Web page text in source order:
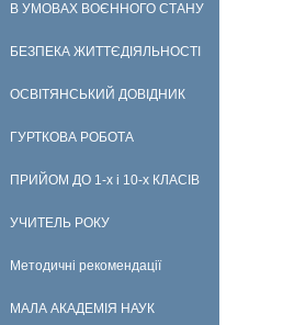
В УМОВАХ ВОЄННОГО СТАНУ
БЕЗПЕКА ЖИТТЄДІЯЛЬНОСТІ
ОСВІТЯНСЬКИЙ ДОВІДНИК
ГУРТКОВА РОБОТА
ПРИЙОМ ДО 1-х і 10-х КЛАСІВ
УЧИТЕЛЬ РОКУ
Методичні рекомендації
МАЛА АКАДЕМІЯ НАУК